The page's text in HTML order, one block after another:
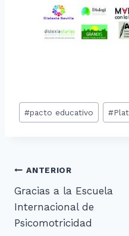
Etiquetas
de
#pacto educativo #
Navegación
de
entradas
ANTERIOR
Gracias a la Escuela
Internacional de
Psicomotricidad